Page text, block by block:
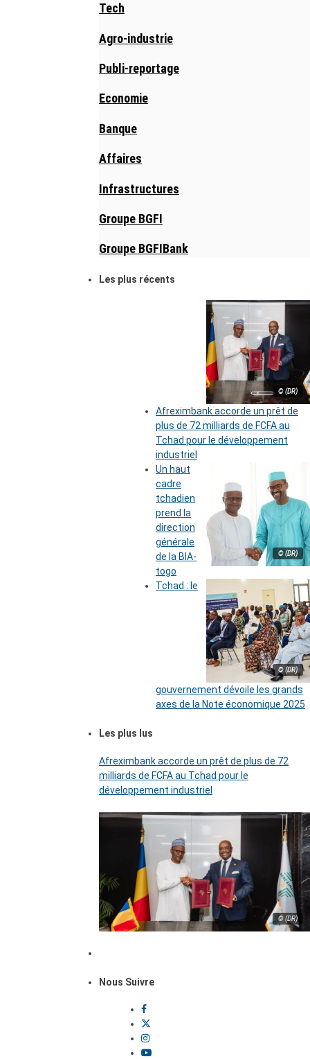
Tech
Agro-industrie
Publi-reportage
Economie
Banque
Affaires
Infrastructures
Groupe BGFI
Groupe BGFIBank
Les plus récents
© (DR)
Afreximbank accorde un prêt de
plus de 72 milliards de FCFA au
Tchad pour le développement
industriel
© (DR)
Un haut
cadre
tchadien
prend la
direction
générale
de la BIA-
togo
© (DR)
Tchad : le
gouvernement dévoile les grands
axes de la Note économique 2025
Les plus lus
Afreximbank accorde un prêt de plus de 72
milliards de FCFA au Tchad pour le
développement industriel
© (DR)
Nous Suivre